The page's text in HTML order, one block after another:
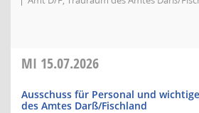
MI 15.07.2026
Ausschuss für Personal und
des Amtes Darß/Fischland